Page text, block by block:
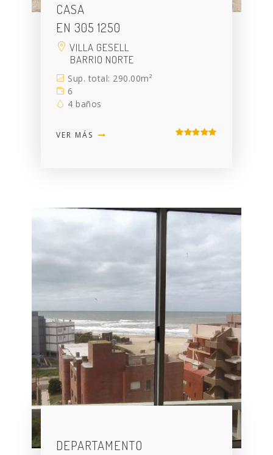
CASA
EN 305 1250
VILLA GESELL
BARRIO NORTE
Sup. total: 290.00m²
6
4 baños
VER MÁS
DEPARTAMENTO